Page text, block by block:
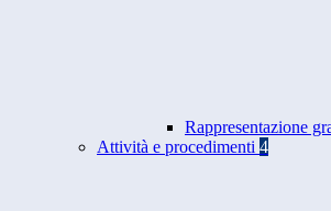
Rappresentazione
Attività e procedimenti 4